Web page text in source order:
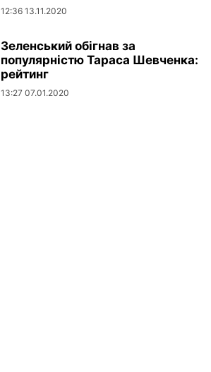
12:36 13.11.2020
Зеленський обігнав за
популярністю Тараса Шевченка:
рейтинг
13:27 07.01.2020